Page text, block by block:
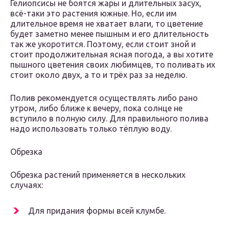
Гелиопсисы не боятся жары и длительных засух,
всё-таки это растения южные. Но, если им
длительное время не хватает влаги, то цветение
будет заметно менее пышным и его длительность
так же укоротится. Поэтому, если стоит зной и
стоит продолжительная ясная погода, а вы хотите
пышного цветения своих любимцев, то поливать их
стоит около двух, а то и трёх раз за неделю.
Полив рекомендуется осуществлять либо рано
утром, либо ближе к вечеру, пока солнце не
вступило в полную силу. Для правильного полива
надо использовать только тёплую воду.
Обрезка
Обрезка растений применяется в нескольких
случаях:
Для придания формы всей клумбе.